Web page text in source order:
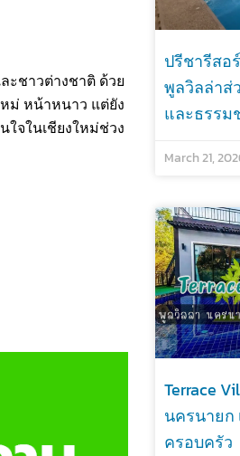
ะชาวต่างชาติ ด้วย
ม่ หน้าหนาว แต่ยัง
จในเชียงใหม่ช่วง
ปรีชารีสอ
พูลวิลล่าส่
และธรรม
March 21,
Terrace
นครนายก
ครอบครัว